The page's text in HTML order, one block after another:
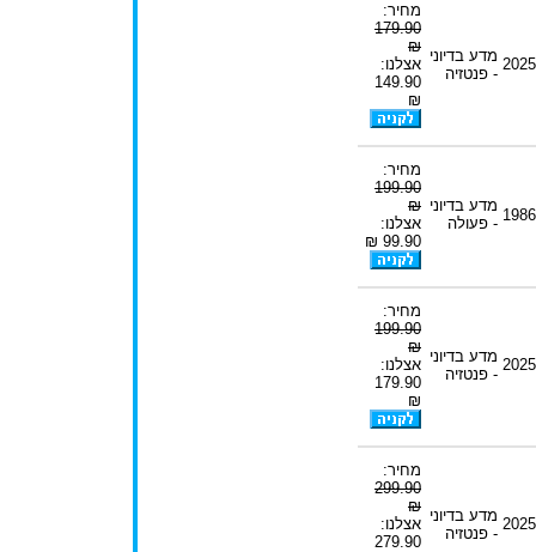
2025 מדע בדיוני
- פנטזיה
מחיר:
179.90
₪
אצלנו:
149.90
₪
1986
מדע בדיוני
- פעולה
מחיר:
199.90
₪
אצלנו:
99.90 ₪
2025 מדע בדיוני
- פנטזיה
מחיר:
199.90
₪
אצלנו:
179.90
₪
2025 מדע בדיוני
- פנטזיה
מחיר:
299.90
₪
אצלנו:
279.90